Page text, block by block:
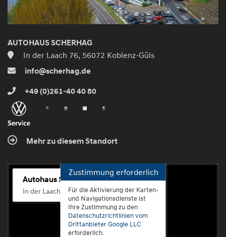
AUTOHAUS SCHERHAG
In der Laach 76, 56072 Koblenz-Güls
info@scherhag.de
+49 (0)261-40 40 80
Mehr zu diesem Standort
Autohaus Scherhag
In der Laach 76, 56072 Koblenz-Güls
Zustimmung erforderlich
Für die Aktivierung der Karten-
und Navigationsdienste ist
Ihre Zustimmung zu den
Datenschutzrichtlinien vom
Drittanbieter Google LLC
erforderlich.